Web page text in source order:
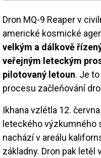
Dron MQ-9 Reaper v
americké kosmické
velkým a dálkově
veřejným leteckým
pilotovaný letoun. Je
procesu začleňování
Ikhana vzlétla 12.
leteckého výzkumného
nachází v areálu
základny. Dron pak